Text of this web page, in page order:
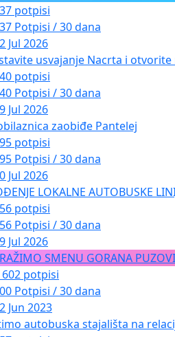
potpisi
Potpisi / 30 dana
Jul 2026
usvajanje Nacrta i
potpisi
Potpisi / 30 dana
Jul 2026
zaobiđe Pantelej
potpisi
Potpisi / 30 dana
Jul 2026
LOKALNE AUTOBUSKE
potpisi
Potpisi / 30 dana
Jul 2026
SMENU GORANA
602 potpisi
Potpisi / 30 dana
Jun 2023
autobuska stajališta na